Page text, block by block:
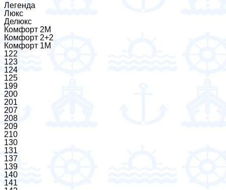
Легенда
Люкс
Делюкс
Комфорт 2М
Комфорт 2+2
Комфорт 1М
122
123
124
125
199
200
201
207
208
209
210
130
131
137
139
140
141